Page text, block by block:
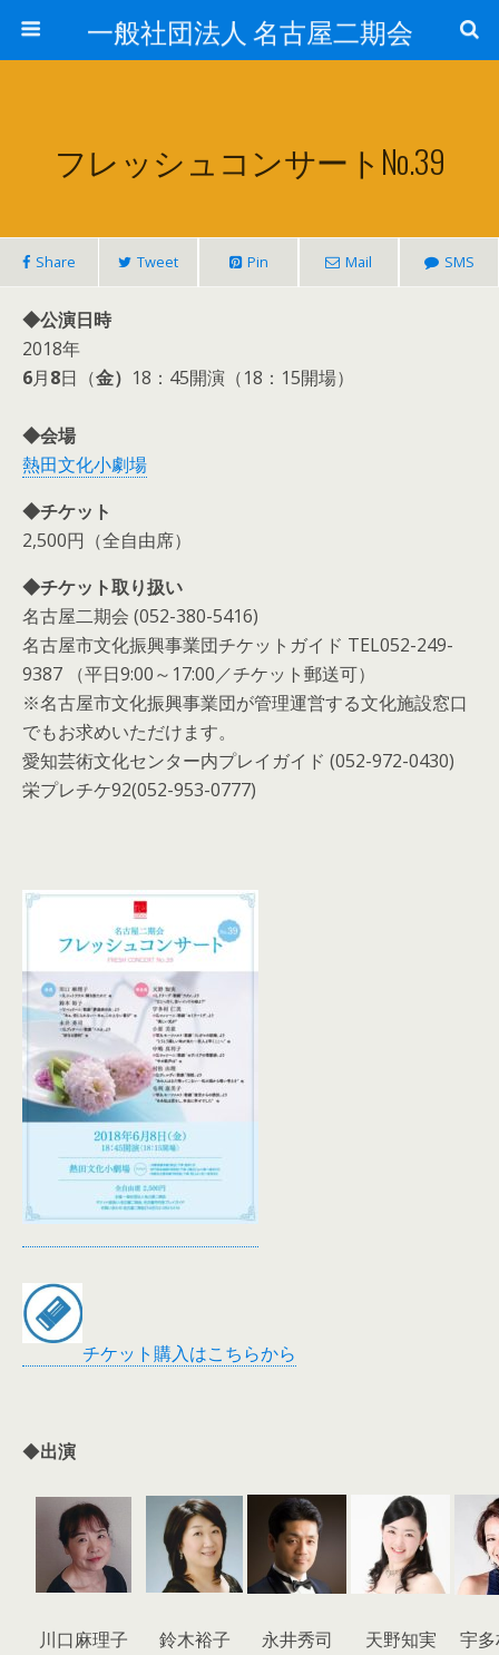
一般社団法人 名古屋二期会
フレッシュコンサートNo.39
Share Tweet Pin Mail SMS
◆公演日時
2018年
6月8日（金） 18：45開演（18：15開場）
◆会場
熱田文化小劇場
◆チケット
2,500円（全自由席）
◆チケット取り扱い
名古屋二期会 (052-380-5416)
名古屋市文化振興事業団チケットガイド TEL052-249-
9387 （平日9:00～17:00／チケット郵送可）
※名古屋市文化振興事業団が管理運営する文化施設窓口
でもお求めいただけます。
愛知芸術文化センター内プレイガイド (052-972-0430)
栄プレチケ92(052-953-0777)
チケット購入はこちらから
◆出演
川口麻理子
鈴木裕子
永井秀司
天野知実
宇